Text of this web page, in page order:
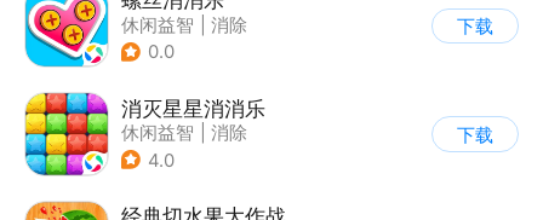
休闲益智
消除
0.0
下载
消灭星星消消乐
休闲益智
消除
4.0
下载